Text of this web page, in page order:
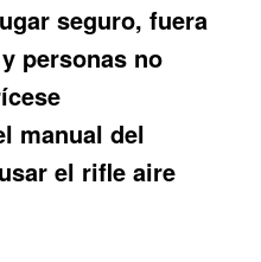
seguro, fuera
personas no
manual del
el rifle aire